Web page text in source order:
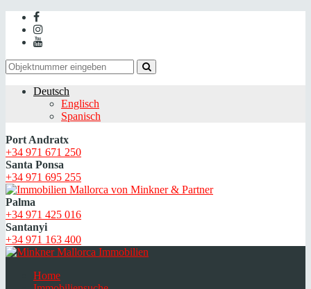
Deutsch
Englisch
Spanisch
Port Andratx
+34 971 671 250
Santa Ponsa
+34 971 695 255
Palma
+34 971 425 016
Santanyi
+34 971 163 400
Home